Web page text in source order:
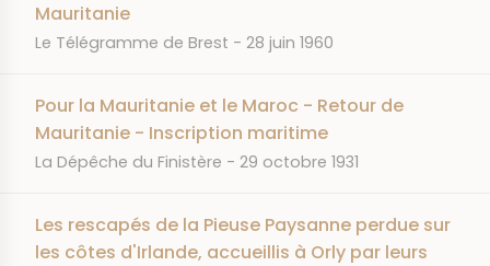
Mauritanie
JOURNAL
Le Télégramme de Brest DATE
28 juin 1960
Pour la Mauritanie et le Maroc - Retour de
Mauritanie - Inscription maritime
JOURNAL
La Dépêche du Finistère DATE
29 octobre 1931
Les rescapés de la Pieuse Paysanne perdue sur
les côtes d'Irlande, accueillis à Orly par leurs